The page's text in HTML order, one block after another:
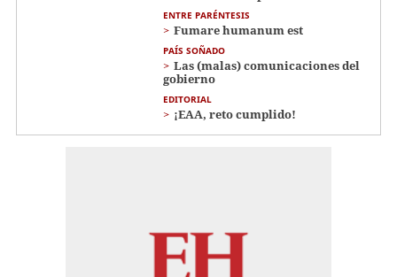
ENTRE PARÉNTESIS
Fumare humanum est
PAÍS SOÑADO
Las (malas) comunicaciones del
gobierno
EDITORIAL
¡EAA, reto cumplido!